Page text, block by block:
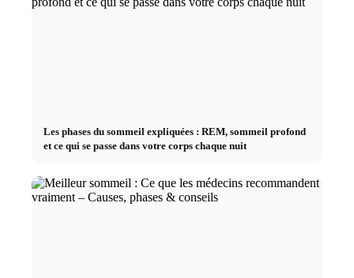
Les phases du sommeil expliquées : REM, sommeil profond
et ce qui se passe dans votre corps chaque nuit